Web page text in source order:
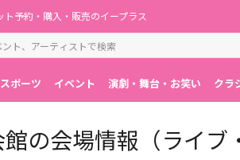
ト予約・購入・販売のイープラス
スポーツ イベント 演劇・舞台・お笑い クラ
の会場情報（ライブ